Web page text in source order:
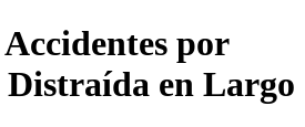
por
en Largo